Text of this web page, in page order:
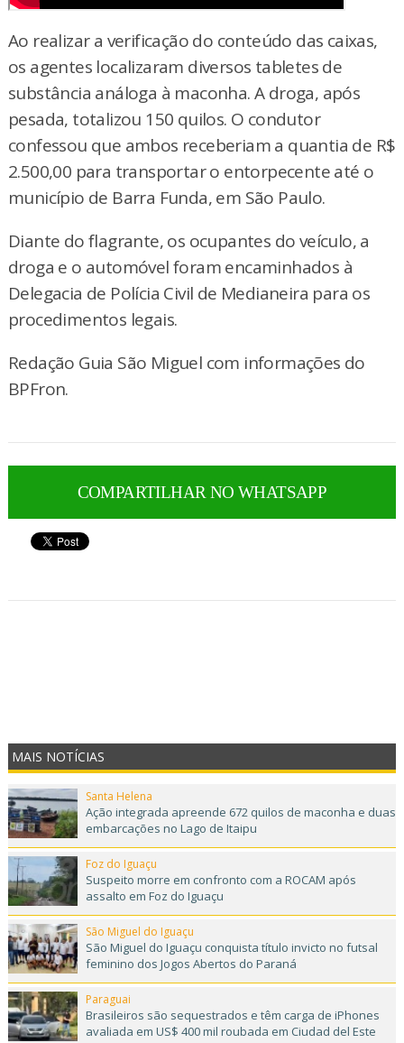
Ao realizar a verificação do conteúdo das caixas,
os agentes localizaram diversos tabletes de
substância análoga à maconha. A droga, após
pesada, totalizou 150 quilos. O condutor
confessou que ambos receberiam a quantia de R$
2.500,00 para transportar o entorpecente até o
município de Barra Funda, em São Paulo.
Diante do flagrante, os ocupantes do veículo, a
droga e o automóvel foram encaminhados à
Delegacia de Polícia Civil de Medianeira para os
procedimentos legais.
Redação Guia São Miguel com informações do
BPFron.
COMPARTILHAR NO WHATSAPP
MAIS NOTÍCIAS
Santa Helena
Ação integrada apreende 672 quilos de maconha e duas
embarcações no Lago de Itaipu
Foz do Iguaçu
Suspeito morre em confronto com a ROCAM após
assalto em Foz do Iguaçu
São Miguel do Iguaçu
São Miguel do Iguaçu conquista título invicto no futsal
feminino dos Jogos Abertos do Paraná
Paraguai
Brasileiros são sequestrados e têm carga de iPhones
avaliada em US$ 400 mil roubada em Ciudad del Este